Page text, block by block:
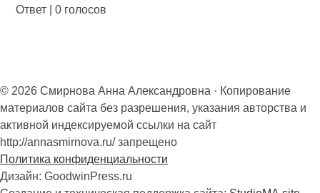
Ответ |0 голосов
© 2026 Смирнова Анна Александровна · Копирование
материалов сайта без разрешения, указания авторства и
активной индексируемой ссылки на сайт
http://annasmirnova.ru/ запрещено
Политика конфиденциальности
Дизайн: GoodwinPress.ru